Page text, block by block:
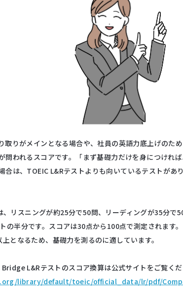
取りがメインとなる場合や、社員の英語力底上げのた
問われるスコアです。「まず基礎力だけを身につけれ
合は、TOEIC L&Rテストよりも向いているテストがあ
リスニングが約25分で50問、リーディングが35分で
の半分です。スコアは30点から100点で測定されます
となるため、基礎力を測るのに適しています。
L&Rテストのスコア換算は公式サイトをご覧くだ
library/default/toeic/official_data/lr/pdf/